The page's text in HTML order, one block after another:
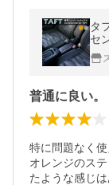
タ
セ
ン
カ
普通に良い。
特に問題なく使
オレンジのス
たような感じは